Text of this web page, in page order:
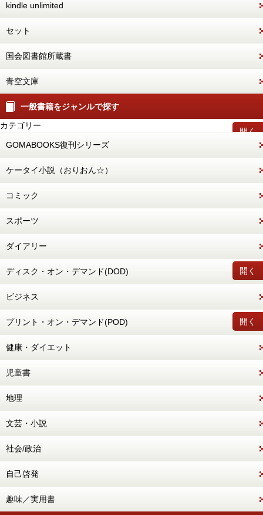
kindle unlimited
セット
国会図書館所蔵書
青空文庫
一般書籍をジャンルで探す
開く
カテゴリー
GOMABOOKS復刊シリーズ
ケータイ小説（おりおん☆）
コミック
スポーツ
ダイアリー
開く
ディスク・オン・デマンド(DOD)
ビジネス
開く
プリント・オン・デマンド(POD)
健康・ダイエット
児童書
地理
文芸・小説
社会/政治
自己啓発
趣味／実用書